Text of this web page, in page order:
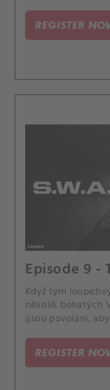
se potýká se
lety dala k adopci.
REGISTER
Episode 9 -
Když tým
několik bohatých
jjsou povoláni,
než stoupne počet
když jeho nová
vztah bez důvodu.
REGISTER